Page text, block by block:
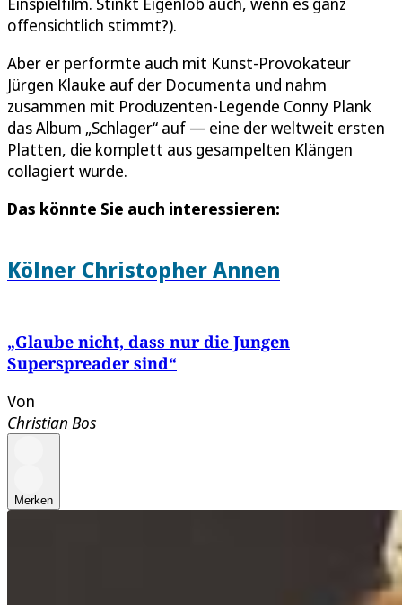
offensichtlich stimmt?).
Aber er performte auch mit Kunst-Provokateur
Jürgen Klauke auf der Documenta und nahm
zusammen mit Produzenten-Legende Conny Plank
das Album „Schlager“ auf — eine der weltweit ersten
Platten, die komplett aus gesampelten Klängen
collagiert wurde.
Das könnte Sie auch interessieren:
Kölner Christopher Annen
„Glaube nicht, dass nur die Jungen
Superspreader sind“
Von
Christian Bos
Merken